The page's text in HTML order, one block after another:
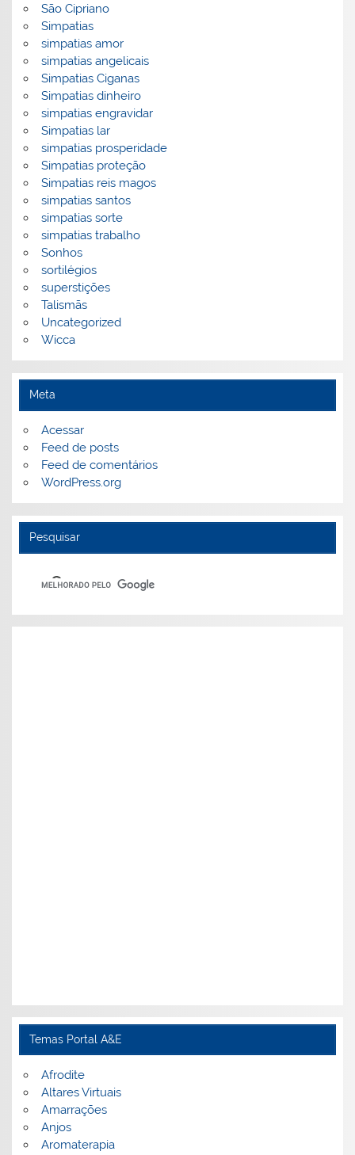
São Cipriano
Simpatias
simpatias amor
simpatias angelicais
Simpatias Ciganas
Simpatias dinheiro
simpatias engravidar
Simpatias lar
simpatias prosperidade
Simpatias proteção
Simpatias reis magos
simpatias santos
simpatias sorte
simpatias trabalho
Sonhos
sortilégios
superstições
Talismãs
Uncategorized
Wicca
Meta
Acessar
Feed de posts
Feed de comentários
WordPress.org
Pesquisar
Temas Portal A&E
Afrodite
Altares Virtuais
Amarrações
Anjos
Aromaterapia